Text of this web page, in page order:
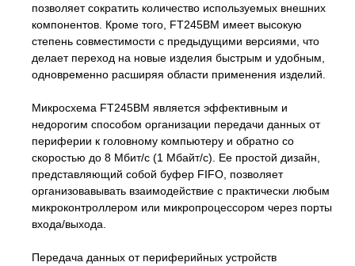
позволяет сократить количество используемых внешних
компонентов. Кроме того, FT245BM имеет высокую
степень совместимости с предыдущими версиями, что
делает переход на новые изделия быстрым и удобным,
одновременно расширяя области применения изделий.
Микросхема FT245BM является эффективным и
недорогим способом организации передачи данных от
периферии к головному компьютеру и обратно со
скоростью до 8 Мбит/с (1 Мбайт/с). Ее простой дизайн,
представляющий собой буфер FIFO, позволяет
организовавывать взаимодействие с практически любым
микроконтроллером или микропроцессором через порты
входа/выхода.
Передача данных от периферийных устройств